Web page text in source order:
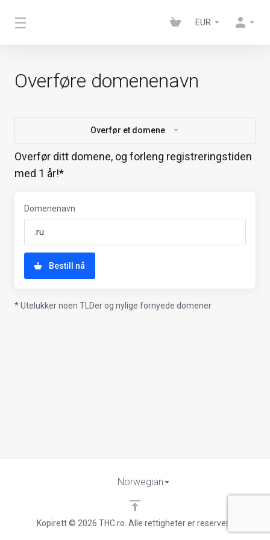
EUR
Overføre domenenavn
Overfør et domene
Overfør ditt domene, og forleng registreringstiden
med 1 år!*
Domenenavn
Bestill nå
* Utelukker noen TLDer og nylige fornyede domener
Kopirett © 2026 THC.ro. Alle rettigheter er reservert.
Norwegian